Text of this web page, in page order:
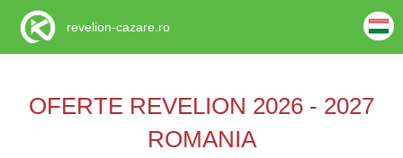
OFERTE REVELION 2026 - 2027
ROMANIA
revelion-cazare.ro